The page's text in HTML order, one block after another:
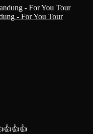
- For You Tour